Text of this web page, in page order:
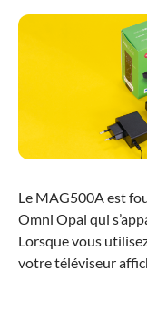
Le MAG500A est
Omni Opal qui
Lorsque vous
votre téléviseur